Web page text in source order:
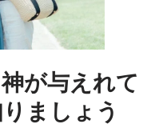
が与えれて
ましょう